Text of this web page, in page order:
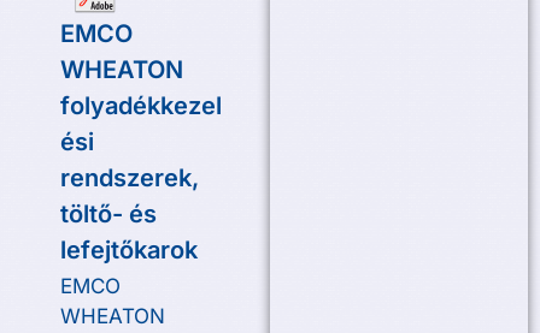
EMCO
WHEATON
folyadékkezel
ési
rendszerek,
töltő- és
lefejtőkarok
EMCO
WHEATON